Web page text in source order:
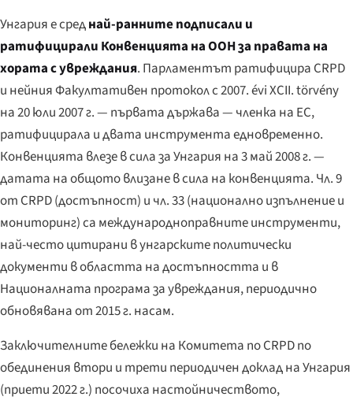
Унгария е среднай-ранните подписали и
ратифицирали Конвенцията на ООН за правата на
хората с увреждания. Парламентът ратифицира CRPD
и нейния Факултативен протокол с2007. évi XCII. törvény
на 20 юли 2007 г. — първата държава — членка на ЕС,
ратифицирала и двата инструмента едновременно.
Конвенцията влезе в сила за Унгария на 3 май 2008 г. —
датата на общото влизане в сила на конвенцията. Чл. 9
от CRPD (достъпност) и чл. 33 (национално изпълнение и
мониторинг) са международноправните инструменти,
най-често цитирани в унгарските политически
документи в областта на достъпността и в
Националната програма за увреждания, периодично
обновявана от 2015 г. насам.
Заключителните бележки на Комитета по CRPD по
обединения втори и трети периодичен доклад на Унгария
(приети 2022 г.) посочиха настойничеството,